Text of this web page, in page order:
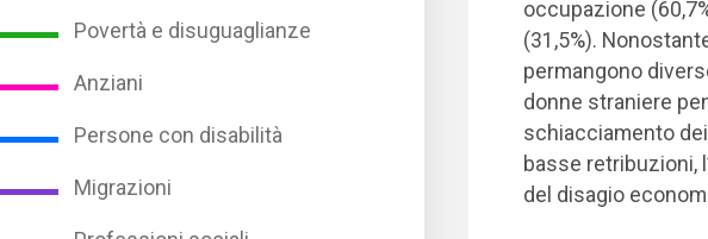
Povertà e disuguaglianze
Anziani
Persone con disabilità
Migrazioni
occupazione
(31,5%).
permangono
donne straniere
schiacciamento
basse retribuzioni,
del disagio